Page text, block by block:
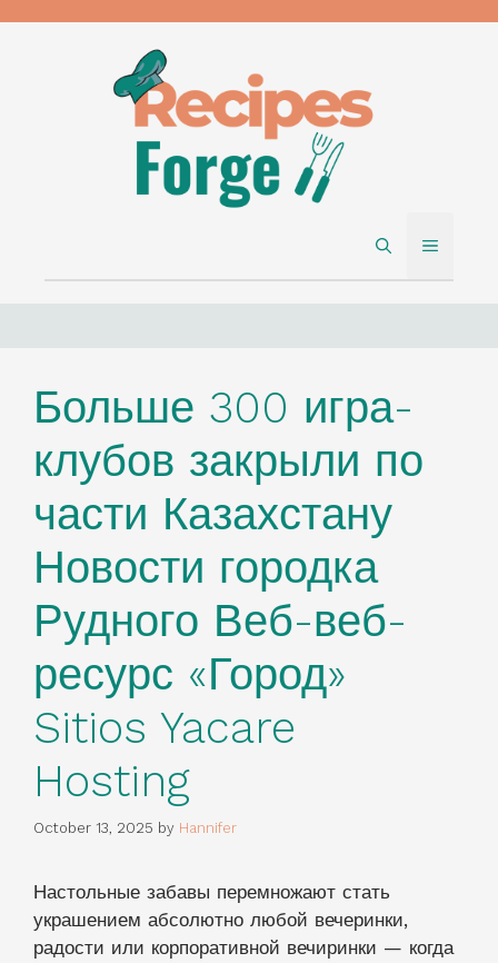
MENU
Больше 300 игра-
клубов закрыли по
части Казахстану
Новости городка
Рудного Веб-веб-
ресурс «Город»
Sitios Yacare
Hosting
October 13, 2025 by Hannifer
Настольные забавы перемножают стать
украшением абсолютно любой вечеринки,
радости или корпоративной вечиринки — когда